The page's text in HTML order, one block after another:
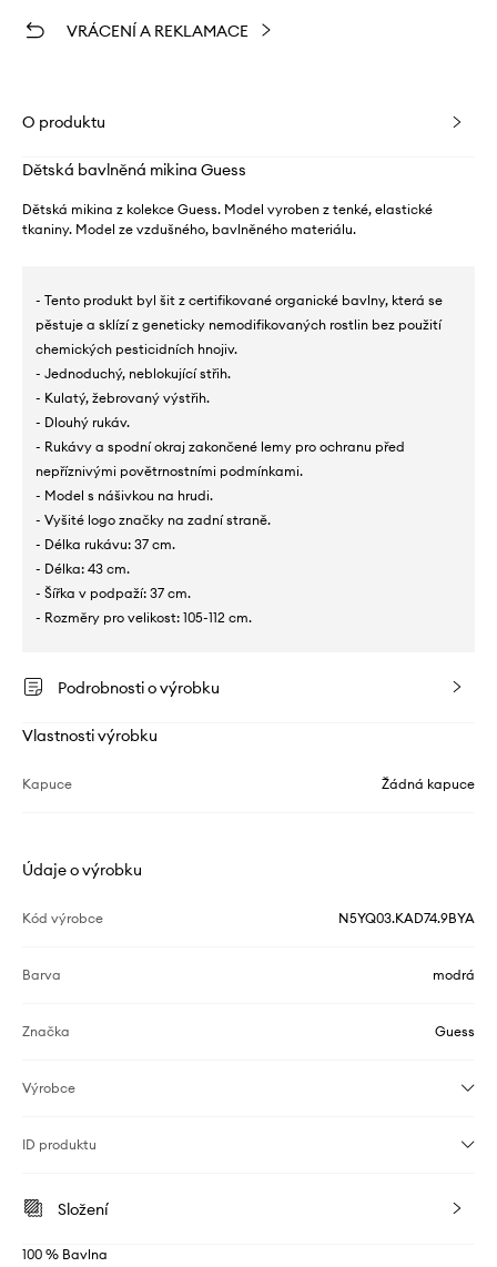
VRÁCENÍ A REKLAMACE
O produktu
Dětská bavlněná mikina Guess
Dětská mikina z kolekce Guess. Model vyroben z tenké, elastické
tkaniny. Model ze vzdušného, ​​bavlněného materiálu.
- Tento produkt byl šit z certifikované organické bavlny, která se
pěstuje a sklízí z geneticky nemodifikovaných rostlin bez použití
chemických pesticidních hnojiv.
- Jednoduchý, neblokující střih.
- Kulatý, žebrovaný výstřih.
- Dlouhý rukáv.
- Rukávy a spodní okraj zakončené lemy pro ochranu před
nepříznivými povětrnostními podmínkami.
- Model s nášivkou na hrudi.
- Vyšité logo značky na zadní straně.
- Délka rukávu: 37 cm.
- Délka: 43 cm.
- Šířka v podpaží: 37 cm.
- Rozměry pro velikost: 105-112 cm.
Podrobnosti o výrobku
Vlastnosti výrobku
Kapuce Žádná kapuce
Údaje o výrobku
Kód výrobce N5YQ03.KAD74.9BYA
Barva modrá
Značka Guess
Výrobce
ID produktu
Složení
100 % Bavlna